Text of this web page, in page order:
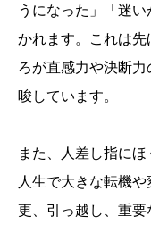
うになった」「迷
かれます。これは先
ろが直感力や決断
唆しています。
また、人差し指に
人生で大きな転機
更、引っ越し、重要